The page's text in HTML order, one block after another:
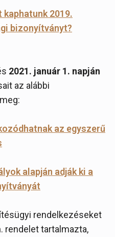
2019.
bizonyítványt?
2021. január 1. napján
az alábbi
az egyszerű
alapján adják ki a
rendelkezéseket
rendelet tartalmazta,